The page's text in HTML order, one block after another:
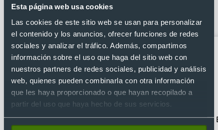
Esta página web usa cookies
Las cookies de este sitio web se usan para personalizar
el contenido y los anuncios, ofrecer funciones de redes
sociales y analizar el tráfico. Además, compartimos
información sobre el uso que haga del sitio web con
nuestros partners de redes sociales, publicidad y análisis
web, quienes pueden combinarla con otra información
que les haya proporcionado o que hayan recopilado a
partir del uso que haya hecho de sus servicios.
madera publicitario con punta y
cuerpo de colores
Bolígrafos clásicos Lapiceros originales